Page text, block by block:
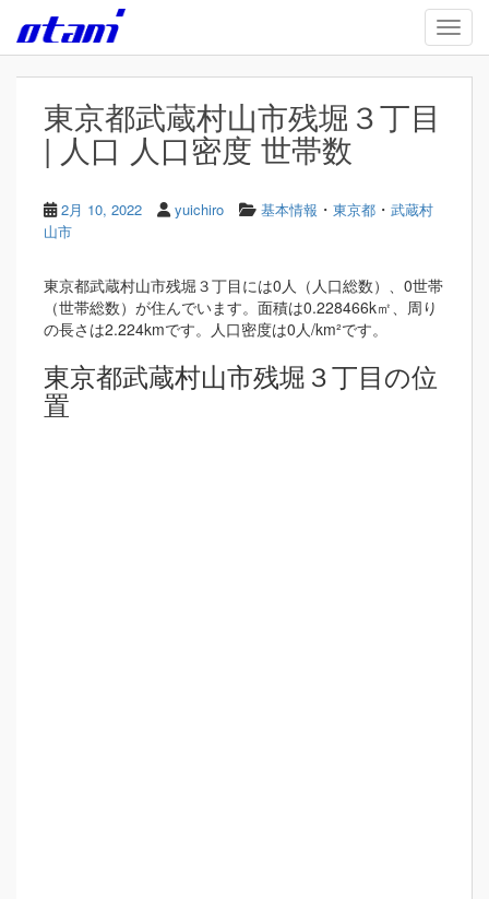
Skip to main content
東京都武蔵村山市残堀３丁目
| 人口 人口密度 世帯数
2月 10, 2022 yuichiro 基本情報 ・ 東京都 ・ 武蔵村
山市
東京都武蔵村山市残堀３丁目には0人（人口総数）、0世帯
（世帯総数）が住んでいます。面積は0.228466k㎡、周り
の長さは2.224kmです。人口密度は0人/km²です。
東京都武蔵村山市残堀３丁目の位
置